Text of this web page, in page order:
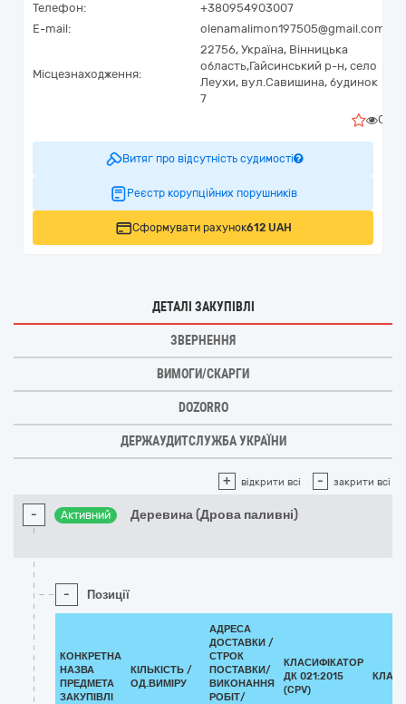
Телефон:
+380954903007
E-mail:
olenamalimon197505@gmail.com
Місцезнаходження:
22756, Україна, Вінницька
область,Гайсинський р-н, село
Леухи, вул.Савишина, будинок
7
0
Витяг про відсутність судимості
Реєстр корупційних порушників
Сформувати рахунок612 UAH
ДЕТАЛІ ЗАКУПІВЛІ
ЗВЕРНЕННЯ
ВИМОГИ/СКАРГИ
DOZORRO
ДЕРЖАУДИТСЛУЖБА УКРАЇНИ
+ відкрити всі - закрити всі
- Активний Деревина (Дрова паливні)
- Позиції
КОНКРЕТНА
НАЗВА
ПРЕДМЕТА
ЗАКУПІВЛІ
КІЛЬКІСТЬ /
ОД.ВИМІРУ
АДРЕСА
ДОСТАВКИ /
СТРОК
ПОСТАВКИ/
ВИКОНАННЯ
РОБІТ/
КЛАСИФІКАТОР
ДК 021:2015
(CPV)